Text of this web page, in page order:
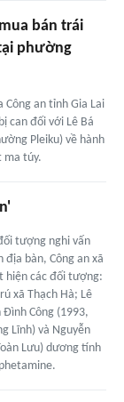
bán trái
phường
Công an tỉnh Gia Lai
can đối với Lê Bá
Pleiku) về hành
ma túy.
tượng nghi vấn
địa bàn, Công an xã
hiện các đối tượng:
xã Thạch Hà; Lê
Đình Công (1993,
Lĩnh) và Nguyễn
Lưu) dương tính